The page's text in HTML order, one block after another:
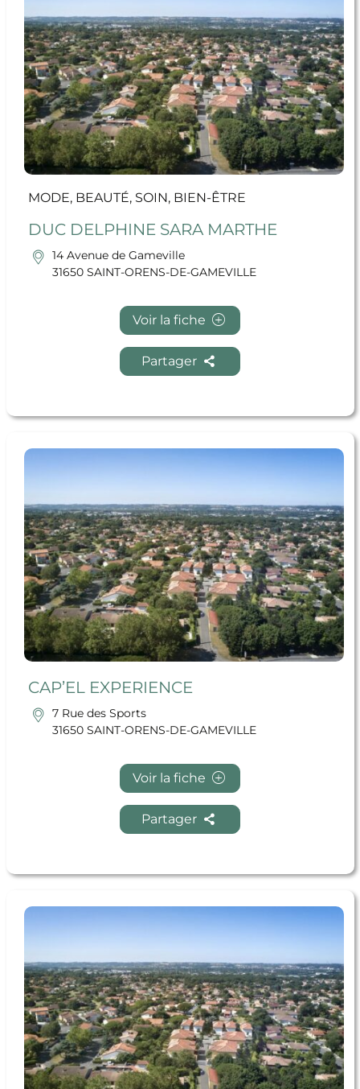
MODE, BEAUTÉ, SOIN, BIEN-ÊTRE
DUC DELPHINE SARA MARTHE
14 Avenue de Gameville
31650 SAINT-ORENS-DE-GAMEVILLE
Voir la fiche
Partager
CAP’EL EXPERIENCE
7 Rue des Sports
31650 SAINT-ORENS-DE-GAMEVILLE
Voir la fiche
Partager
JULIE MARIE